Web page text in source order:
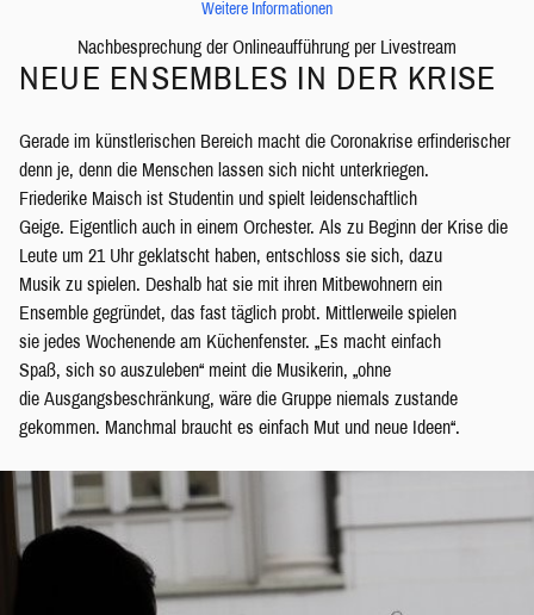
Weitere Informationen
Nachbesprechung der Onlineaufführung per Livestream
NEUE ENSEMBLES IN DER KRISE
Gerade im künstlerischen Bereich macht die Coronakrise erfinderischer
denn je, denn die Menschen lassen sich nicht unterkriegen.
Friederike Maisch ist Studentin und spielt leidenschaftlich
Geige. Eigentlich auch in einem Orchester. Als zu Beginn der Krise die
Leute um 21 Uhr geklatscht haben, entschloss sie sich, dazu
Musik zu spielen. Deshalb hat sie mit ihren Mitbewohnern ein
Ensemble gegründet, das fast täglich probt. Mittlerweile spielen
sie jedes Wochenende am Küchenfenster. „Es macht einfach
Spaß, sich so auszuleben“ meint die Musikerin, „ohne
die Ausgangsbeschränkung, wäre die Gruppe niemals zustande
gekommen. Manchmal braucht es einfach Mut und neue Ideen“.